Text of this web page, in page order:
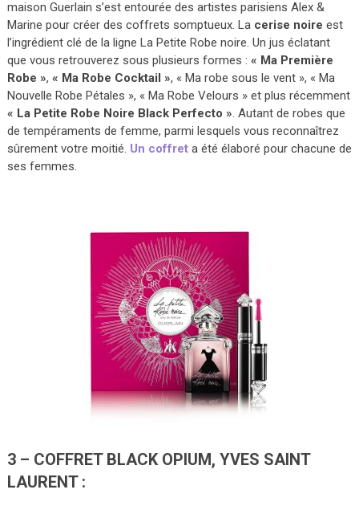
maison Guerlain s’est entourée des artistes parisiens Alex &
Marine pour créer des coffrets somptueux. La cerise noire est
l’ingrédient clé de la ligne La Petite Robe noire. Un jus éclatant
que vous retrouverez sous plusieurs formes : « Ma Première
Robe », « Ma Robe Cocktail », « Ma robe sous le vent », « Ma
Nouvelle Robe Pétales », « Ma Robe Velours » et plus récemment
« La Petite Robe Noire Black Perfecto ». Autant de robes que
de tempéraments de femme, parmi lesquels vous reconnaîtrez
sûrement votre moitié. Un coffreta été élaboré pour chacune de
ses femmes.
3 – COFFRET BLACK OPIUM, YVES SAINT
LAURENT :